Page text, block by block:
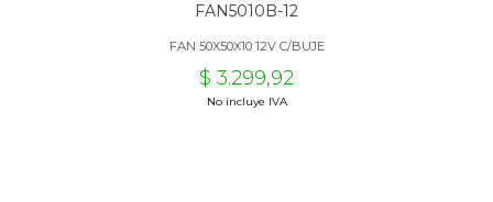
FAN5010B-12
FAN 50X50X10 12V C/BUJE
$ 3.299,92
No incluye IVA